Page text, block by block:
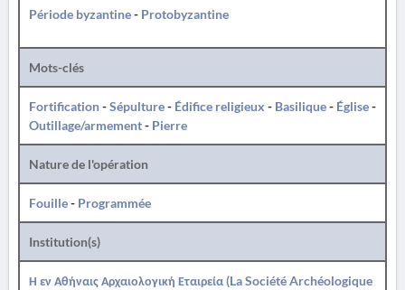
Période byzantine- Protobyzantine
Mots-clés
Fortification-Sépulture- Édifice religieux - Basilique- Église-
Outillage/armement- Pierre
Nature de l'opération
Fouille- Programmée
Institution(s)
Η εν Αθήναις Αρχαιολογική Εταιρεία (La Société Archéologique